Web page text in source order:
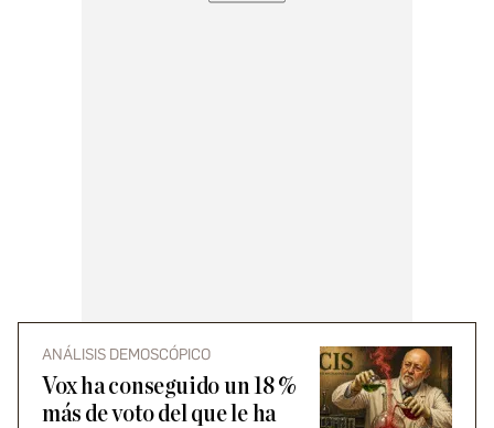
ANÁLISIS DEMOSCÓPICO
Vox ha conseguido un 18 %
más de voto del que le ha